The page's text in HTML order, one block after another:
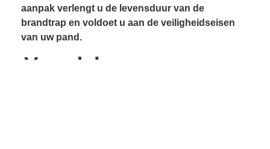
aanpak verlengt u de levensduur van de
brandtrap en voldoet u aan de veiligheidseisen
van uw pand.
Voordelen